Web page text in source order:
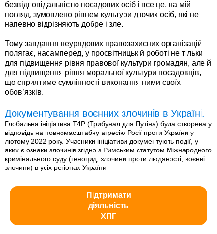
безвідповідальністю посадових осіб і все це, на мій
погляд, зумовлено рівнем культури діючих осіб, які не
напевно відрізняють добре і зле.
Тому завдання неурядових правозахисних організацій
полягає, насамперед, у просвітницькій роботі не тільки
для підвищення рівня правової культури громадян, але й
для підвищення рівня моральної культури посадовців,
що сприятиме сумлінності виконання ними своїх
обов’язків.
Документування воєнних злочинів в Україні.
Глобальна ініціатива T4P (Трибунал для Путіна) була створена у
відповідь на повномасштабну агресію Росії проти України у
лютому 2022 року. Учасники ініціативи документують події, у
яких є ознаки злочинів згідно з Римським статутом Міжнародного
кримінального суду (геноцид, злочини проти людяності, воєнні
злочини) в усіх регіонах України
Підтримати
діяльність
ХПГ